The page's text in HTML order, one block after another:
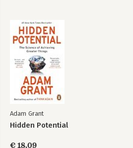
Hidden potential
Adam Grant
Hidden Potential
€ 18,09